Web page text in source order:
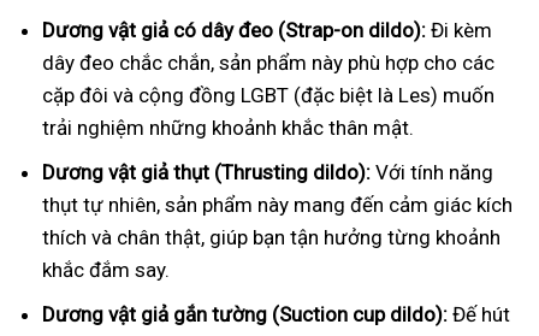
Dương vật giả có dây đeo (Strap-on dildo): Đi kèm
dây đeo chắc chắn, sản phẩm này phù hợp cho các
cặp đôi và cộng đồng LGBT (đặc biệt là Les) muốn
trải nghiệm những khoảnh khắc thân mật.
Dương vật giả thụt (Thrusting dildo): Với tính năng
thụt tự nhiên, sản phẩm này mang đến cảm giác kích
thích và chân thật, giúp bạn tận hưởng từng khoảnh
khắc đắm say.
Dương vật giả gắn tường (Suction cup dildo): Đế hút